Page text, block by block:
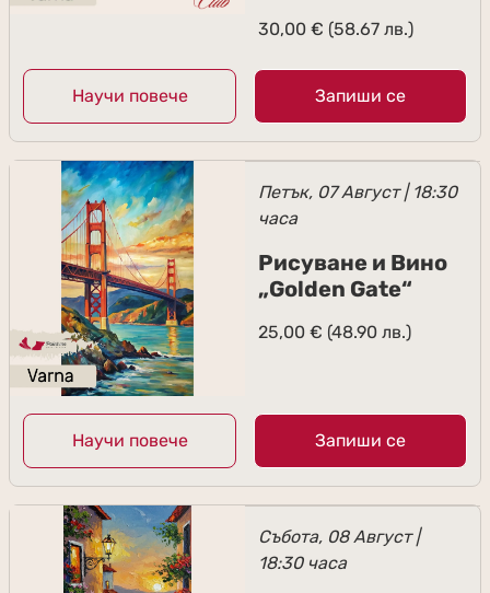
30,00 € (58.67 лв.)
Научи повече Запиши се
Петък, 07 Август | 18:30
часа
Рисуване и Вино
„Golden Gate“
25,00 € (48.90 лв.)
Научи повече Запиши се
Събота, 08 Август |
18:30 часа